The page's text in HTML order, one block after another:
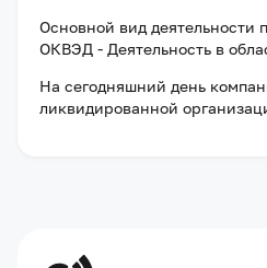
Основной вид деятельности
ОКВЭД - Деятельность в
На сегодняшний день
ликвидированной